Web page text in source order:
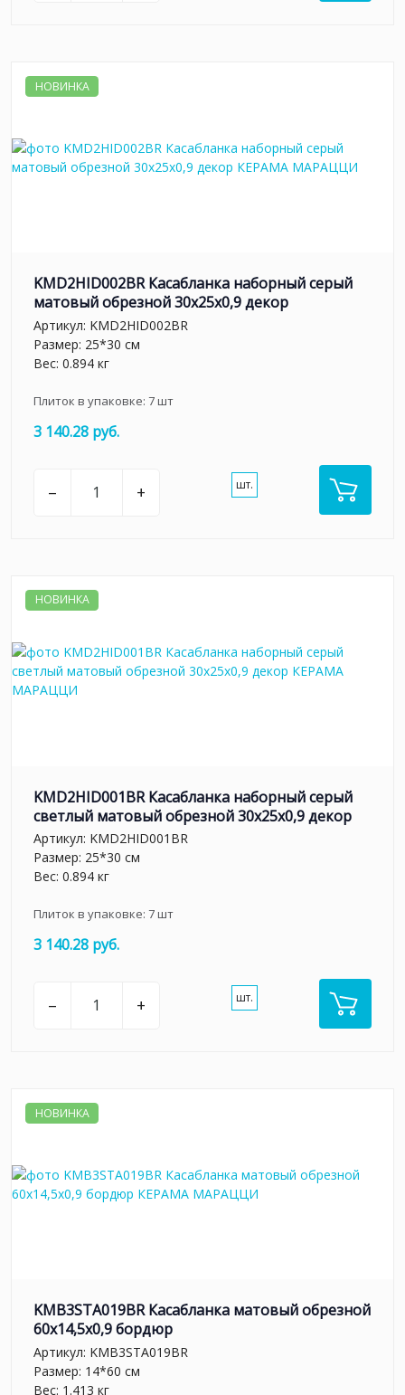
НОВИНКА
KMD2HID002BR Касабланка наборный серый
матовый обрезной 30x25x0,9 декор
Артикул: KMD2HID002BR
Размер: 25*30 см
Вес: 0.894 кг
Плиток в упаковке: 7шт
3 140.28 руб.
– + шт.
НОВИНКА
KMD2HID001BR Касабланка наборный серый
светлый матовый обрезной 30x25x0,9 декор
Артикул: KMD2HID001BR
Размер: 25*30 см
Вес: 0.894 кг
Плиток в упаковке: 7шт
3 140.28 руб.
– + шт.
НОВИНКА
KMB3STA019BR Касабланка матовый обрезной
60x14,5x0,9 бордюр
Артикул: KMB3STA019BR
Размер: 14*60 см
Вес: 1.413 кг